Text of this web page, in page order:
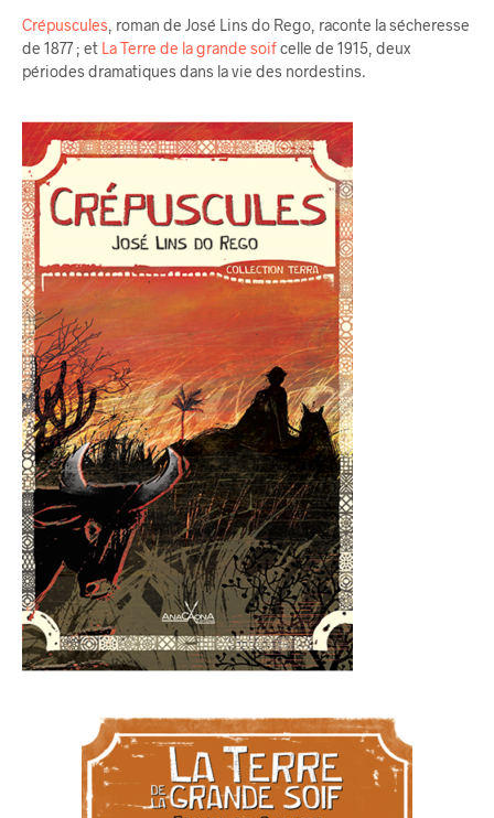
Crépuscules , roman de José Lins do Rego, raconte la sécheresse
de 1877 ; et La Terre de la grande soifcelle de 1915, deux
périodes dramatiques dans la vie des nordestins.